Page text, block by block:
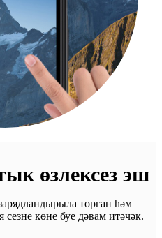
өзлексез эш
торган һәм
көне буе дәвам итәчәк.